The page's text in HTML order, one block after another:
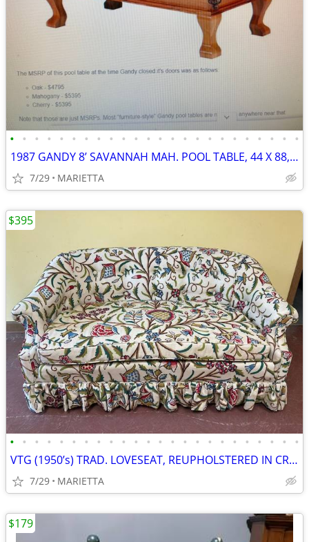
• • • • • • • • • • • • • • • • • • • • • • • •
1987 GANDY 8’ SAVANNAH MAH. POOL TABLE, 44 X 88, 3 SLATES, ACC. PKG
7/29 MARIETTA
• • • • • • • • • • • • • • • • • • • • • • • •
VTG (1950’s) TRAD. LOVESEAT, REUPHOLSTERED IN CREWEL FABRIC, ORIG. FAM
7/29 MARIETTA
$395
$179